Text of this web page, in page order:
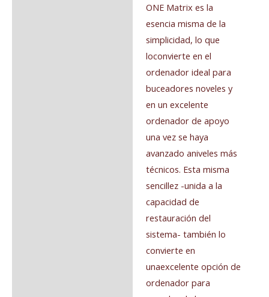
ONE Matrix es la
esencia misma de la
simplicidad, lo que
loconvierte en el
ordenador ideal para
buceadores noveles y
en un excelente
ordenador de apoyo
una vez se haya
avanzado aniveles más
técnicos. Esta misma
sencillez -unida a la
capacidad de
restauración del
sistema- también lo
convierte en
unaexcelente opción de
ordenador para